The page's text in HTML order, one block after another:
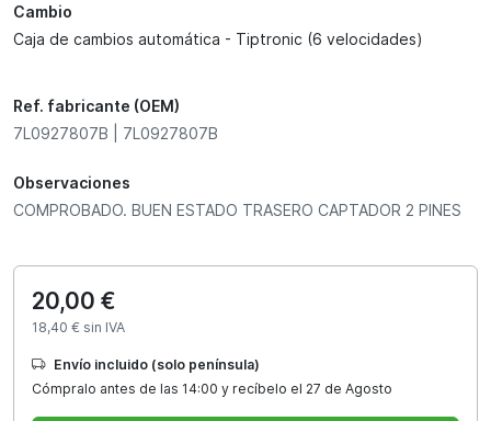
Cambio
Caja de cambios automática - Tiptronic (6 velocidades)
Ref. fabricante (OEM)
7L0927807B | 7L0927807B
Observaciones
COMPROBADO. BUEN ESTADO TRASERO CAPTADOR 2 PINES
20,00 €
18,40 € sin IVA
Envío incluido (solo península)
Cómpralo antes de las 14:00 y recíbelo el 27 de Agosto